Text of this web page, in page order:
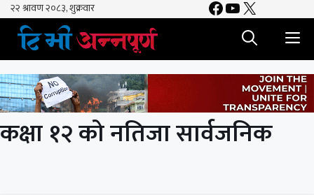
Skip
content
Facebook
YouTube
X
कक्षा १२ को नतिजा सार्वजनिक